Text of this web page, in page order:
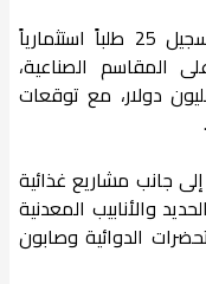
وأعلنت المدينة الصناعية في حسياء تسجيل 25 طلباً استثمارياً
المقاسم الصناعية،
استثمارات وصل إلى 145.75 مليون دولار، مع توقعات
جانب مشاريع غذائية
والأنابيب المعدنية
الدوائية وصابون